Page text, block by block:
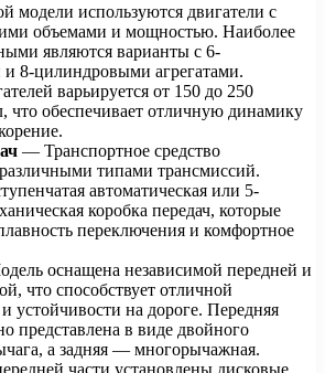
модели используются двигатели с
объемами и мощностью. Наиболее
являются варианты с 6-
8-цилиндровыми агрегатами.
варьируется от 150 до 250
что обеспечивает отличную динамику
— Транспортное средство
различными типами трансмиссий.
автоматическая или 5-
коробка передач, которые
переключения и комфортное
оснащена независимой передней и
что способствует отличной
устойчивости на дороге. Передняя
представлена в виде двойного
а задняя — многорычажная.
части установлены дисковые